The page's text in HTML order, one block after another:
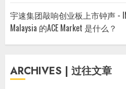
宇速集团敲响创业板上市钟声 -
Malaysia 的ACE Market 是什么？
ARCHIVES | 过往文章